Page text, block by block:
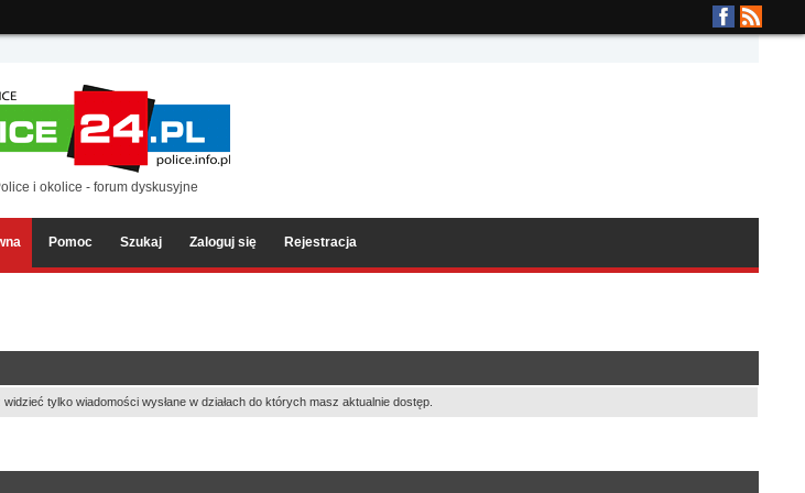
i okolice - forum dyskusyjne
Pomoc Szukaj Zaloguj się Rejestracja
tylko wiadomości wysłane w działach do których masz aktualnie dostęp.